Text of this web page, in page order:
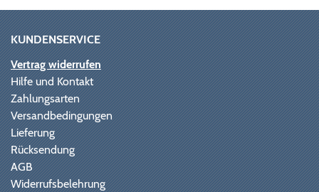
KUNDENSERVICE
Vertrag widerrufen
Hilfe und Kontakt
Zahlungsarten
Versandbedingungen
Lieferung
Rücksendung
AGB
Widerrufsbelehrung